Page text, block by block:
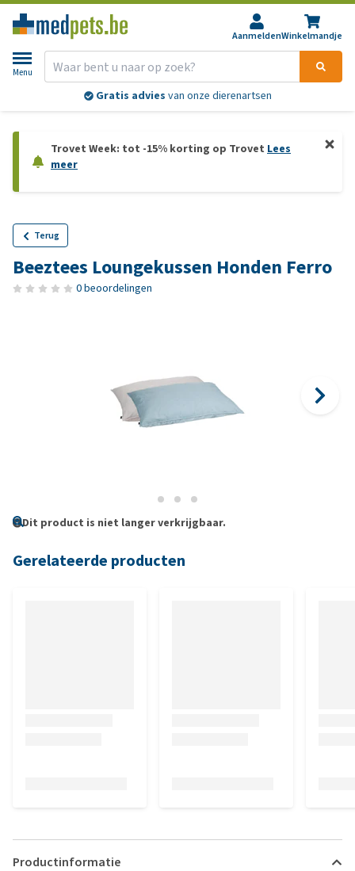
AanmeldenWinkelmandje
Menu
Gratis advies van onze dierenartsen
Trovet Week: tot -15% korting op Trovet Lees
meer
Terug
Beeztees Loungekussen Honden Ferro
0 beoordelingen
Dit product is niet langer verkrijgbaar.
Gerelateerde producten
Productinformatie